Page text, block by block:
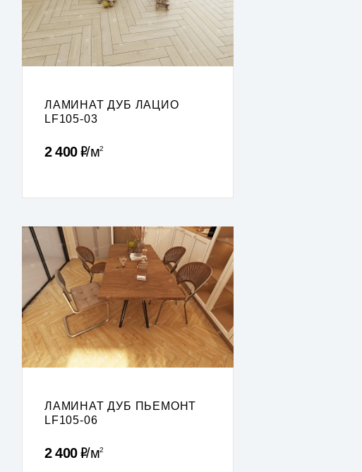
ЛАМИНАТ ДУБ ЛАЦИО
LF105-03
2 400Р м2
ЛАМИНАТ ДУБ ПЬЕМОНТ
LF105-06
2 400Р м2